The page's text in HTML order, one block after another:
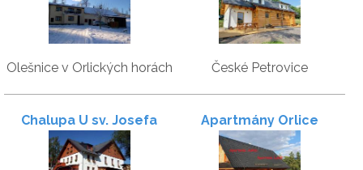
Olešnice v Orlických horách České Petrovice
Chalupa U sv. Josefa Apartmány Orlice